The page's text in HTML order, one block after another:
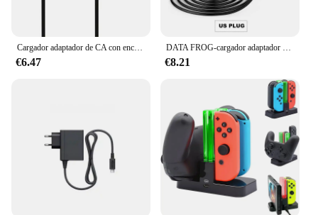
Cargador adaptador de CA con enchufe UE/EE. UU. para Nintendo Switch/OLED tipo C, fuente de alimentación USB, cargador de pared para accesorios de Portal PS5
€6.47
DATA FROG-cargador adaptador de CA para Nintendo Switch, enchufe europeo y estadounidense, OLED, carga tipo C, fuente de alimentación USB para Nintendo Switch
€8.21